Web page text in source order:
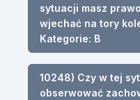
sytuacji masz
wjechać na tory
Kategorie: B
10248) Czy w tej
obserwować